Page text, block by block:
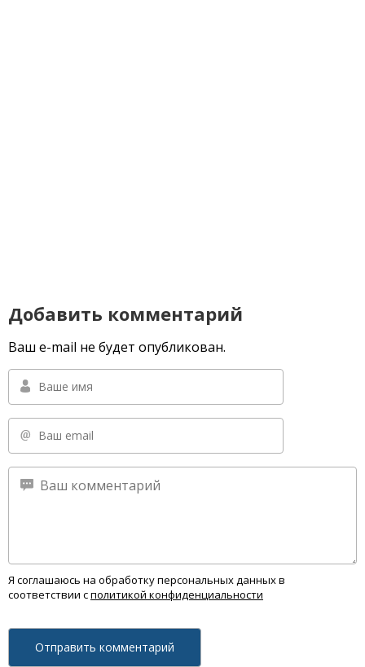
Добавить комментарий
Ваш e-mail не будет опубликован.
Я соглашаюсь на обработку персональных данных в
соответствии сполитикой конфиденциальности